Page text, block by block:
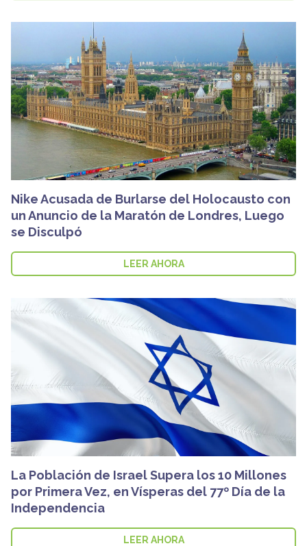
Nike Acusada de Burlarse del Holocausto con
un Anuncio de la Maratón de Londres, Luego
se Disculpó
LEER AHORA
La Población de Israel Supera los 10 Millones
por Primera Vez, en Vísperas del 77º Día de la
Independencia
LEER AHORA